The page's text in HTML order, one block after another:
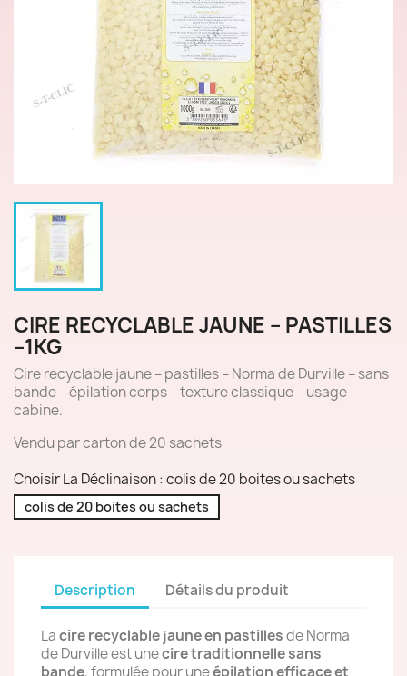
CIRE RECYCLABLE JAUNE – PASTILLES
–1KG
Cire recyclable jaune – pastilles – Norma de Durville – sans
bande – épilation corps – texture classique – usage
cabine.
Vendu par carton de 20 sachets
Choisir La Déclinaison : colis de 20 boites ou sachets
colis de 20 boites ou sachets
Description Détails du produit
Lacire recyclable jaune en pastillesde Norma
de Durville est unecire traditionnelle sans
bande, formulée pour uneépilation efficace et